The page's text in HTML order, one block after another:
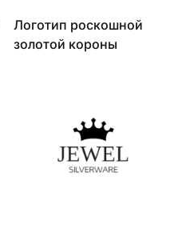
Логотип роскошной
золотой короны